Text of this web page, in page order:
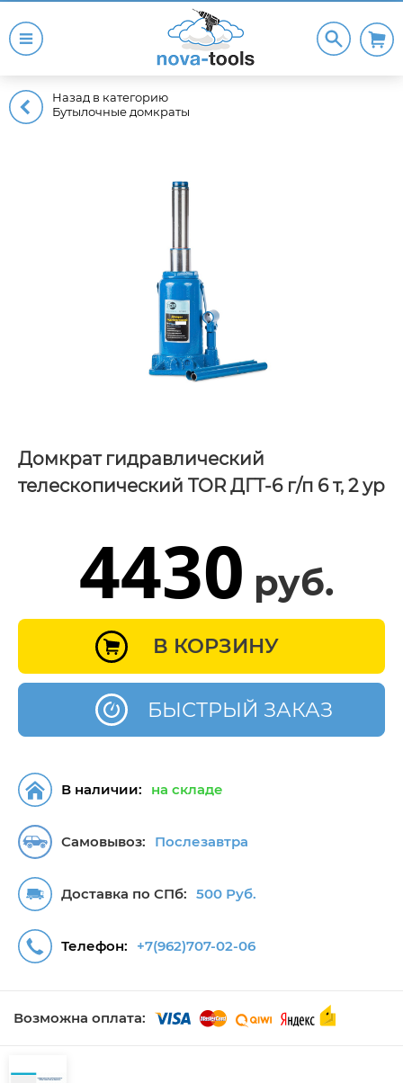
Назад в категорию
Бутылочные домкраты
Домкрат гидравлический
телескопический TOR ДГТ-6 г/п 6 т, 2 ур
4430 руб.
БЫСТРЫЙ ЗАКАЗ
В КОРЗИНУ
Самовывоз: Послезавтра
Доставка по СПб: 500 Руб.
В наличии: на складе
Телефон: +7(962)707-02-06
Возможна оплата: